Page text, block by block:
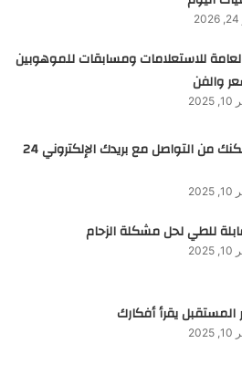
للاستعلامات ومسابقات للموهوبين
والفن
جهاز يمكنك من التواصل مع بريدك الإلكتروني 24
للطي لحل مشكلة الزحام
المستقبل يقرأ أفكارك